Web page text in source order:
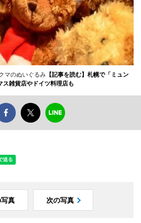
マのぬいぐるみ 【記事を読む】札幌で「ミュン
雑貨店やドイツ料理店も
真 次の写真